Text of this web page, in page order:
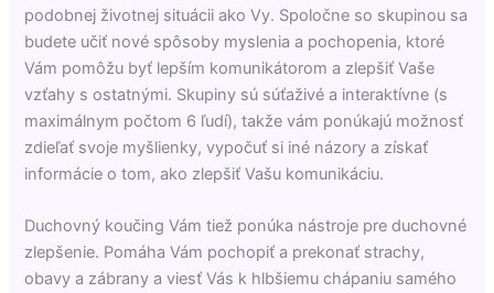
podobnej životnej situácii ako Vy. Spoločne so skupinou sa
budete učiť nové spôsoby myslenia a pochopenia, ktoré
Vám pomôžu byť lepším komunikátorom a zlepšiť Vaše
vzťahy s ostatnými. Skupiny sú súťaživé a interaktívne (s
maximálnym počtom 6 ľudí), takže vám ponúkajú možnosť
zdieľať svoje myšlienky, vypočuť si iné názory a získať
informácie o tom, ako zlepšiť Vašu komunikáciu.
Duchovný koučing Vám tiež ponúka nástroje pre duchovné
zlepšenie. Pomáha Vám pochopiť a prekonať strachy,
obavy a zábrany a viesť Vás k hlbšiemu chápaniu samého